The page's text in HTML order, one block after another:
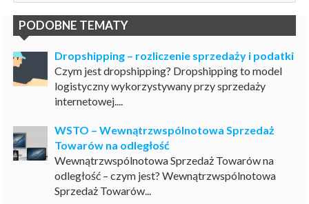
PODOBNE TEMATY
Dropshipping – rozliczenie sprzedaży i podatki
Czym jest dropshipping? Dropshipping to model
logistyczny wykorzystywany przy sprzedaży
internetowej....
WSTO – Wewnątrzwspólnotowa Sprzedaż
Towarów na odległość
Wewnątrzwspólnotowa Sprzedaż Towarów na
odległość – czym jest? Wewnątrzwspólnotowa
Sprzedaż Towarów...